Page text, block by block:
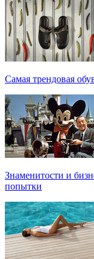
Самая трендовая
Знаменитости и
попытки